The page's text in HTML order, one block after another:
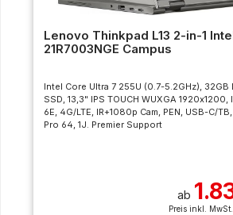
Lenovo Thinkpad L13 2-in-1
21R7003NGE Campus
Intel Core Ultra 7 255U (0.7-5.2GHz), 32GB
SSD, 13,3" IPS TOUCH WUXGA
6E, 4G/LTE, IR+1080p Cam, PEN, USB-C/TB,
Pro 64, 1J. Premier Support
ab
Preis inkl.